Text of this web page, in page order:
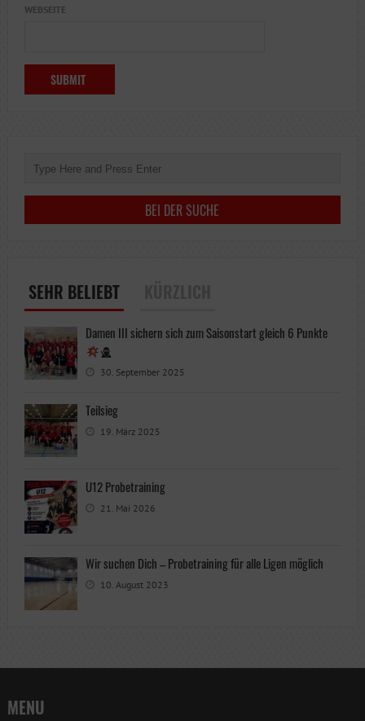
WEBSEITE
SEHR BELIEBT
Damen III sichern sich zum Saisonstart gleich 6 Punkte
30. September 2025
Teilsieg
19. März 2025
U12 Probetraining
21. Mai 2026
Wir suchen Dich – Probetraining für alle Ligen möglich
10. August 2023
MENU